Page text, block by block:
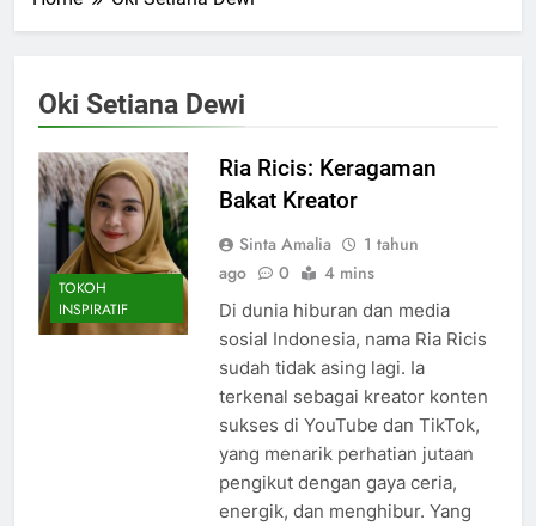
Oki Setiana Dewi
TOKOH
INSPIRATIF
Ria Ricis: Keragaman
Bakat Kreator
Sinta Amalia
1 tahun
ago
0 4 mins
Di dunia hiburan dan media
sosial Indonesia, nama Ria Ricis
sudah tidak asing lagi. Ia
terkenal sebagai kreator konten
sukses di YouTube dan TikTok,
yang menarik perhatian jutaan
pengikut dengan gaya ceria,
energik, dan menghibur. Yang